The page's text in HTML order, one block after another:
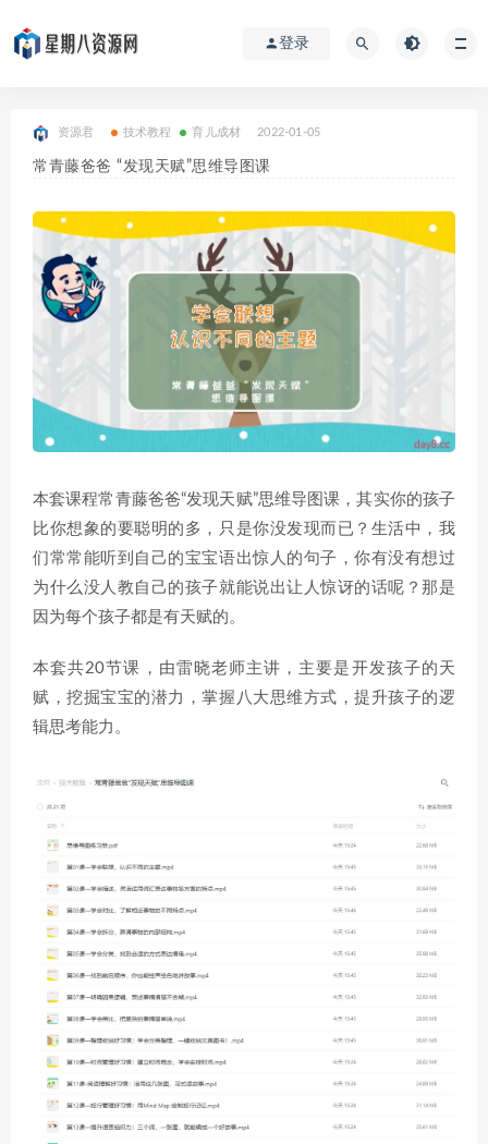
登录
资源君 技术教程 育儿成材 2022-01-05
常青藤爸爸 “发现天赋”思维导图课
本套课程常青藤爸爸“发现天赋”思维导图课，其实你的孩子
比你想象的要聪明的多，只是你没发现而已？生活中，我
们常常能听到自己的宝宝语出惊人的句子，你有没有想过
为什么没人教自己的孩子就能说出让人惊讶的话呢？那是
因为每个孩子都是有天赋的。
本套共20节课，由雷晓老师主讲，主要是开发孩子的天
赋，挖掘宝宝的潜力，掌握八大思维方式，提升孩子的逻
辑思考能力。